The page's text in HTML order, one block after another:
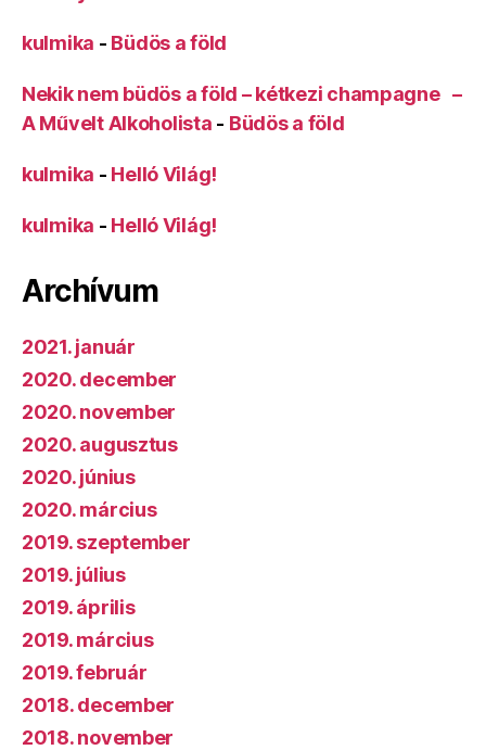
kulmika - Büdös a föld
Nekik nem büdös a föld – kétkezi champagne –
A Művelt Alkoholista - Büdös a föld
kulmika - Helló Világ!
kulmika - Helló Világ!
Archívum
2021. január
2020. december
2020. november
2020. augusztus
2020. június
2020. március
2019. szeptember
2019. július
2019. április
2019. március
2019. február
2018. december
2018. november